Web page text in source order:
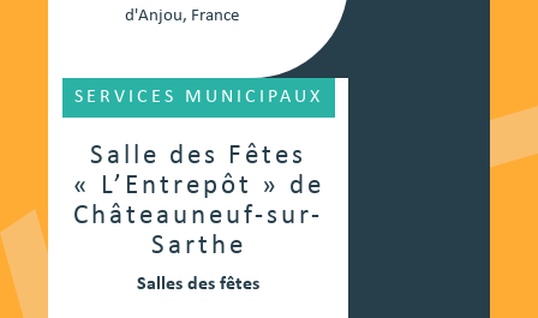
d'Anjou, France
Salle des Fêtes
« L’Entrepôt » de
Châteauneuf-sur-
Sarthe
SERVICES MUNICIPAUX
Salles des fêtes